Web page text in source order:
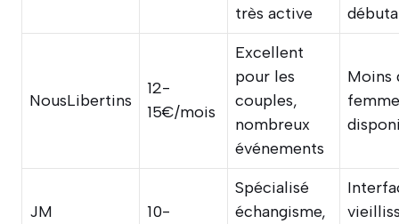
très active
NousLibertins
12-
15€/mois
Excellent
pour les
couples,
nombreux
événements
Moins
JM
10-
Spécialisé
échangisme,